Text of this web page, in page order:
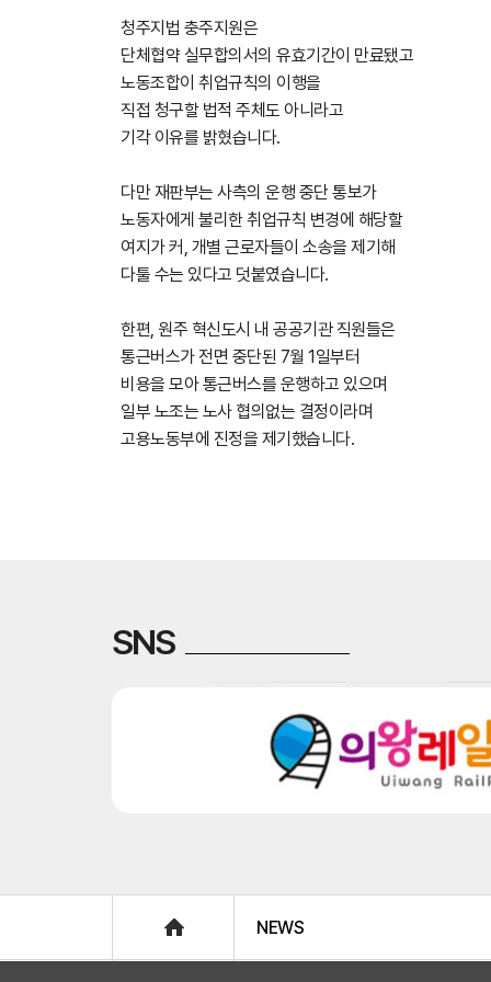
청주지법 충주지원은
단체협약 실무합의서의 유효기간이 만료됐고
노동조합이 취업규칙의 이행을
직접 청구할 법적 주체도 아니라고
기각 이유를 밝혔습니다.
다만 재판부는 사측의 운행 중단 통보가
노동자에게 불리한 취업규칙 변경에 해당할
여지가 커, 개별 근로자들이 소송을 제기해
다툴 수는 있다고 덧붙였습니다.
한편, 원주 혁신도시 내 공공기관 직원들은
통근버스가 전면 중단된 7월 1일부터
비용을 모아 통근버스를 운행하고 있으며
일부 노조는 노사 협의없는 결정이라며
고용노동부에 진정을 제기했습니다.
SNS
NEWS